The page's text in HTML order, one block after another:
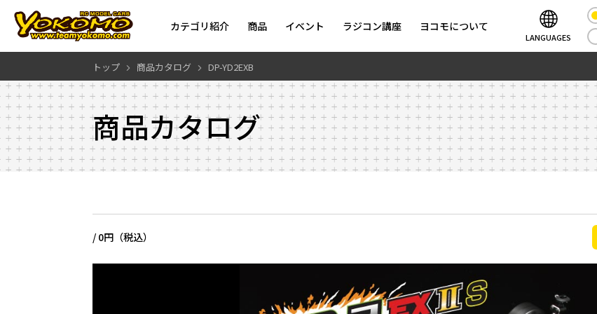
カテゴリ紹介 商品 イベント ラジコン講座 ヨコモについて
LANGUAGES
トップ 商品カタログ DP-YD2EXB
商品カタログ
/ 0円（税込）